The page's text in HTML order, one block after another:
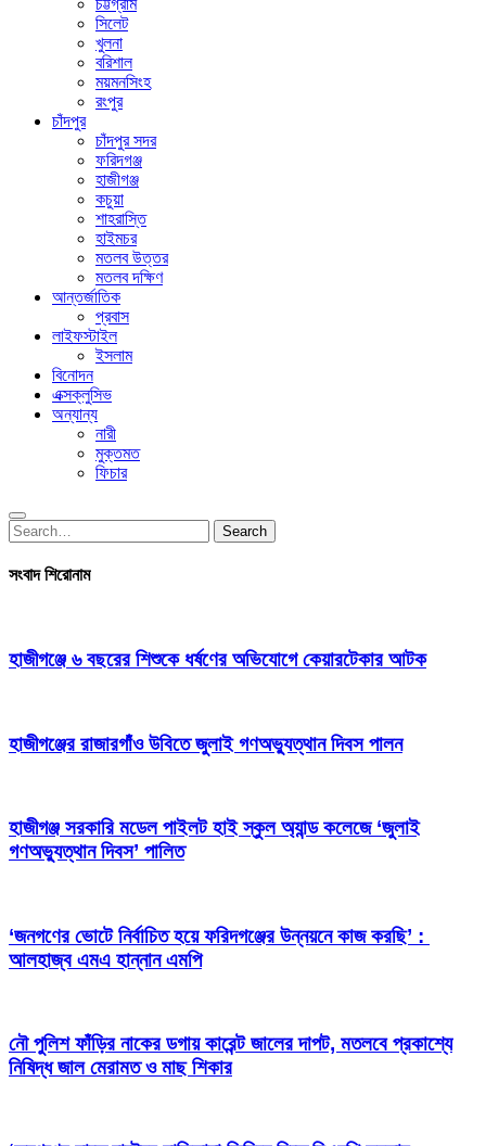
চট্টগ্রাম
সিলেট
খুলনা
বরিশাল
ময়মনসিংহ
রংপুর
চাঁদপুর
চাঁদপুর সদর
ফরিদগঞ্জ
হাজীগঞ্জ
কচুয়া
শাহরাস্তি
হাইমচর
মতলব উত্তর
মতলব দক্ষিণ
আন্তর্জাতিক
প্রবাস
লাইফস্টাইল
ইসলাম
বিনোদন
এক্সক্লুসিভ
অন্যান্য
নারী
মুক্তমত
ফিচার
Search
for:
Search
সংবাদ শিরোনাম
হাজীগঞ্জে ৬ বছরের শিশুকে ধর্ষণের অভিযোগে কেয়ারটেকার আটক
হাজীগঞ্জের রাজারগাঁও উবিতে জুলাই গণঅভ্যুত্থান দিবস পালন
হাজীগঞ্জ সরকারি মডেল পাইলট হাই স্কুল অ্যান্ড কলেজে ‘জুলাই
গণঅভ্যুত্থান দিবস’ পালিত
‘জনগণের ভোটে নির্বাচিত হয়ে ফরিদগঞ্জের উন্নয়নে কাজ করছি’ :
আলহাজ্ব এমএ হান্নান এমপি
নৌ পুলিশ ফাঁড়ির নাকের ডগায় কারেন্ট জালের দাপট, মতলবে প্রকাশ্যে
নিষিদ্ধ জাল মেরামত ও মাছ শিকার